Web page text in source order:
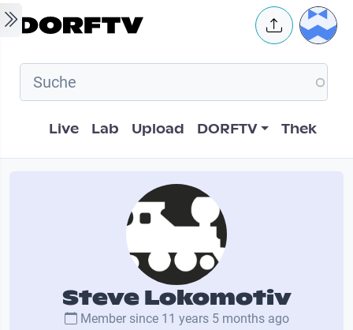
Skip to main content User
Hauptnavigation
Live Lab Upload DORFTV Thek
Steve Lokomotiv
Member since 11 years 5 months ago